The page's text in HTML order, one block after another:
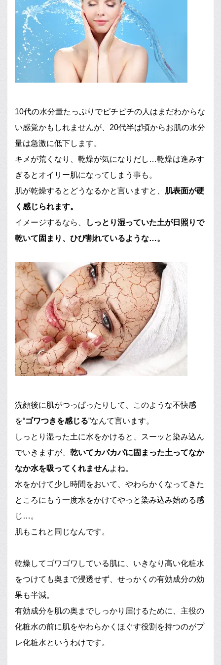
10代の水分量たっぷりでピチピチの人はまだわからな
い感覚かもしれませんが、20代半ば頃からお肌の水分
量は急激に低下します。
キメが荒くなり、乾燥が気になりだし…乾燥は進みす
ぎるとオイリー肌になってしまう事も。
肌が乾燥するとどうなるかと言いますと、 肌表面が硬
く感じられます。
イメージするなら、
しっとり湿っていた土が日照りで
乾いて固まり、ひび割れているような…。
洗顔後に肌がつっぱったりして、このような不快感
を“ゴワつきを感じる”なんて言います。
しっとり湿った土に水をかけると、スーッと染み込ん
でいきますが、 乾いてカパカパに固まった土ってなか
なか水を吸ってくれませんよね。
水をかけて少し時間をおいて、やわらかくなってきた
ところにもう一度水をかけてやっと染み込み始める感
じ…。
肌もこれと同じなんです。
乾燥してゴワゴワしている肌に、いきなり高い化粧水
をつけても奥まで浸透せず、せっかくの有効成分の効
果も半減。
有効成分を肌の奥までしっかり届けるために、主役の
化粧水の前に肌をやわらかくほぐす役割を持つのがプ
レ化粧水というわけです。